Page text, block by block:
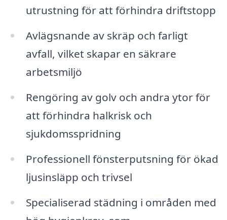
utrustning för att förhindra driftstopp
Avlägsnande av skräp och farligt
avfall, vilket skapar en säkrare
arbetsmiljö
Rengöring av golv och andra ytor för
att förhindra halkrisk och
sjukdomsspridning
Professionell fönsterputsning för ökad
ljusinsläpp och trivsel
Specialiserad städning i områden med